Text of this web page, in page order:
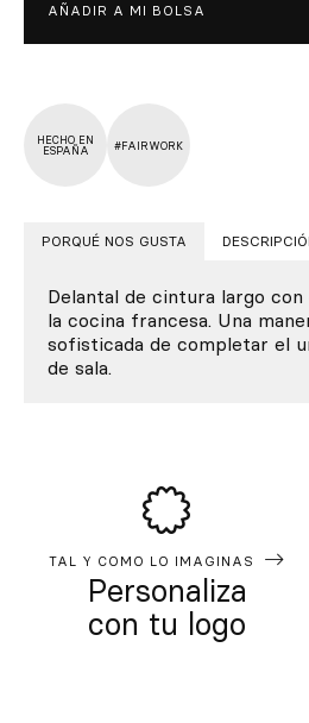
AÑADIR A MI BOLSA
HECHO EN
ESPAÑA
#FAIRWORK
PORQUÉ NOS GUSTA
Delantal de cintura largo
la cocina francesa. Una
sofisticada de completar el
de sala.
TAL Y COMO LO IMAGINAS
Personaliza
con tu logo